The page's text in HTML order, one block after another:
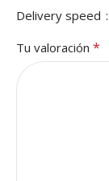
Delivery speed
Tu valoración *